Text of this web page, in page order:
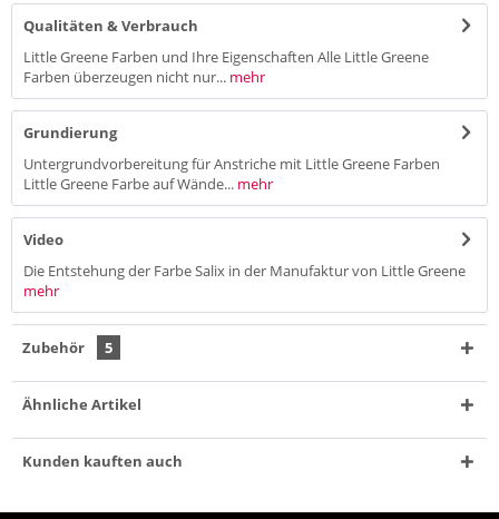
Qualitäten & Verbrauch
Little Greene Farben und Ihre Eigenschaften Alle Little Greene
Farben überzeugen nicht nur... mehr
Grundierung
Untergrundvorbereitung für Anstriche mit Little Greene Farben
Little Greene Farbe auf Wände... mehr
Video
Die Entstehung der Farbe Salix in der Manufaktur von Little Greene
mehr
Zubehör 5
Ähnliche Artikel
Kunden kauften auch